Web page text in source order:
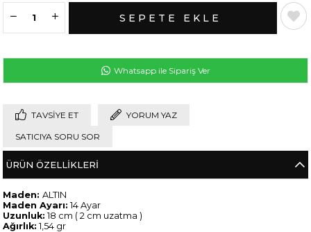
Whatsapp ile Sipariş Ver
TAVSIYE ET YORUM YAZ
SATICIYA SORU SOR
ÜRÜN ÖZELLIKLERI
Maden:ALTIN
Maden Ayarı: 14 Ayar
Uzunluk: 18 cm ( 2 cm uzatma )
Ağırlık: 1,54 gr